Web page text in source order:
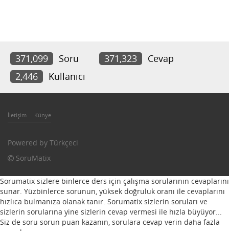
371,099 Soru 371,323
Cevap
2,446
Kullanıcı
İletişim Künye
Powered by Türkçeci
SoruMatix
Sorumatix sizlere binlerce ders için çalışma sorularının cevaplarını
sunar. Yüzbinlerce sorunun, yüksek doğruluk oranı ile cevaplarını
hızlıca bulmanıza olanak tanır. Sorumatix sizlerin soruları ve
sizlerin sorularına yine sizlerin cevap vermesi ile hızla büyüyor...
Siz de soru sorun puan kazanın, sorulara cevap verin daha fazla
puan kazanın...